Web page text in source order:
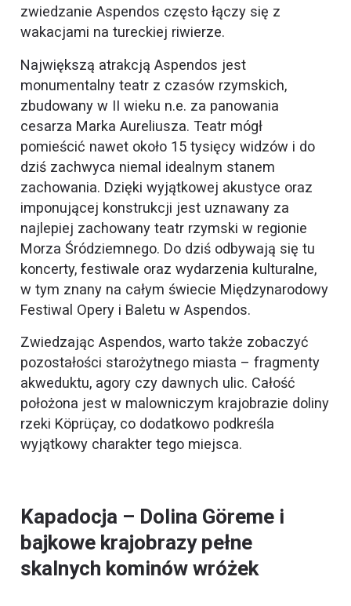
zwiedzanie Aspendos często łączy się z
wakacjami na tureckiej riwierze.
Największą atrakcją Aspendos jest
monumentalny teatr z czasów rzymskich,
zbudowany w II wieku n.e. za panowania
cesarza Marka Aureliusza. Teatr mógł
pomieścić nawet około 15 tysięcy widzów i do
dziś zachwyca niemal idealnym stanem
zachowania. Dzięki wyjątkowej akustyce oraz
imponującej konstrukcji jest uznawany za
najlepiej zachowany teatr rzymski w regionie
Morza Śródziemnego. Do dziś odbywają się tu
koncerty, festiwale oraz wydarzenia kulturalne,
w tym znany na całym świecie Międzynarodowy
Festiwal Opery i Baletu w Aspendos.
Zwiedzając Aspendos, warto także zobaczyć
pozostałości starożytnego miasta – fragmenty
akweduktu, agory czy dawnych ulic. Całość
położona jest w malowniczym krajobrazie doliny
rzeki Köprüçay, co dodatkowo podkreśla
wyjątkowy charakter tego miejsca.
Kapadocja – Dolina Göreme i
bajkowe krajobrazy pełne
skalnych kominów wróżek